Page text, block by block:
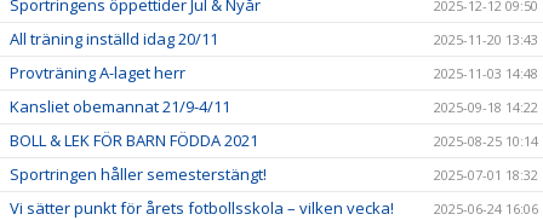
2025-12-12 09:50
All träning inställd idag 20/11 2025-11-20 13:43
Provträning A-laget herr 2025-11-03 14:48
Kansliet obemannat 21/9-4/11 2025-09-18 14:22
BOLL & LEK FÖR BARN FÖDDA 2021 2025-08-25 10:14
Sportringen håller semesterstängt! 2025-07-01 18:32
Vi sätter punkt för årets fotbollsskola – vilken vecka! 2025-06-24 16:06